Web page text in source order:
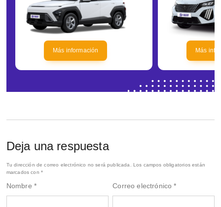
Más información Más
Deja una respuesta
Tu dirección de correo electrónico no será publicada.
Los campos obligatorios están
marcados con *
Nombre * Correo electrónico*